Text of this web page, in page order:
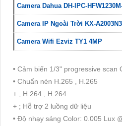
Camera Dahua DH-IPC-
Camera IP Ngoài Trời KX-
Camera Wifi Ezviz TY1 4MP
• Cảm biến 1/3" progressive scan
• Chuẩn nén H.265 , H.265
+ , H.264 , H.264
+ ; Hỗ trợ 2 luồng dữ liệu
• Độ nhạy sáng Color: 0.005 Lux